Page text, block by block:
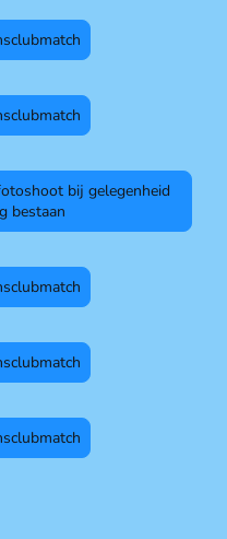
bij gelegenheid
bestaan